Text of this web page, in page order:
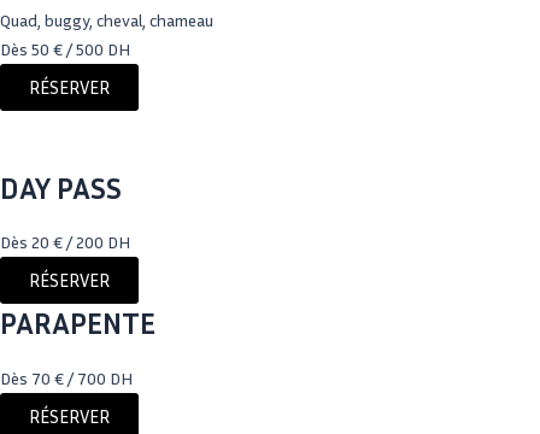
Quad, buggy, cheval, chameau
Dès 50 € / 500 DH
RÉSERVER
DAY PASS
Dès 20 € / 200 DH
RÉSERVER
PARAPENTE
Dès 70 € / 700 DH
RÉSERVER